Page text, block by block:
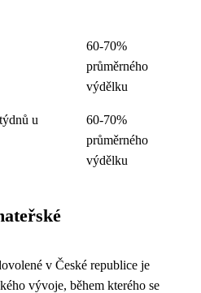
60-70%
průměrného
výdělku
u
60-70%
průměrného
výdělku
v České republice je
vývoje, během kterého se